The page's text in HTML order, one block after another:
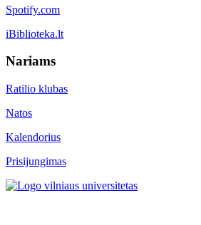
Spotify.com
iBiblioteka.lt
Nariams
Ratilio klubas
Natos
Kalendorius
Prisijungimas